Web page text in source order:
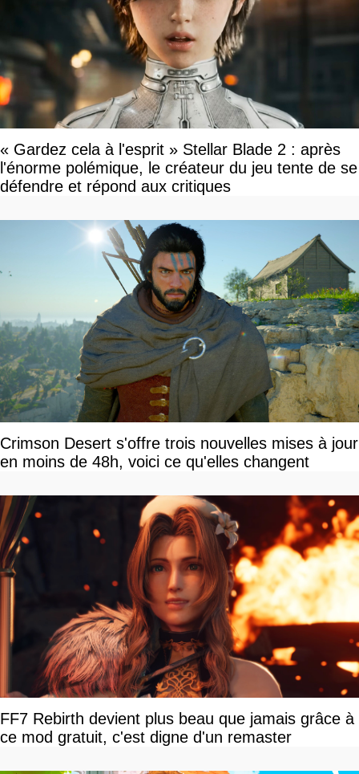
« Gardez cela à l'esprit » Stellar Blade 2 : après
l'énorme polémique, le créateur du jeu tente de se
défendre et répond aux critiques
Crimson Desert s'offre trois nouvelles mises à jour
en moins de 48h, voici ce qu'elles changent
FF7 Rebirth devient plus beau que jamais grâce à
ce mod gratuit, c'est digne d'un remaster